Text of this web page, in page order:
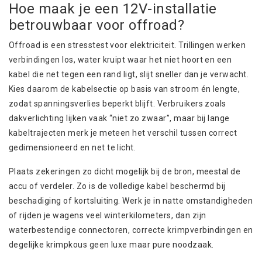
Hoe maak je een 12V-installatie
betrouwbaar voor offroad?
Offroad is een stresstest voor elektriciteit. Trillingen werken
verbindingen los, water kruipt waar het niet hoort en een
kabel die net tegen een rand ligt, slijt sneller dan je verwacht.
Kies daarom de kabelsectie op basis van stroom én lengte,
zodat spanningsverlies beperkt blijft. Verbruikers zoals
dakverlichting lijken vaak “niet zo zwaar”, maar bij lange
kabeltrajecten merk je meteen het verschil tussen correct
gedimensioneerd en net te licht.
Plaats zekeringen zo dicht mogelijk bij de bron, meestal de
accu of verdeler. Zo is de volledige kabel beschermd bij
beschadiging of kortsluiting. Werk je in natte omstandigheden
of rijden je wagens veel winterkilometers, dan zijn
waterbestendige connectoren, correcte krimpverbindingen en
degelijke krimpkous geen luxe maar pure noodzaak.